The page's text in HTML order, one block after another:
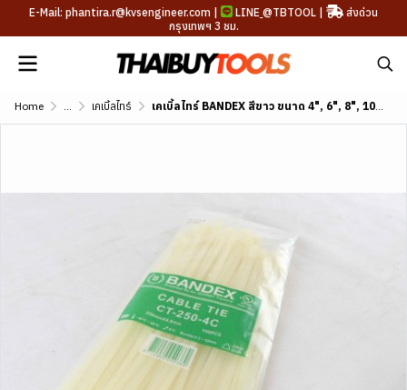
E-Mail: phantira.r@kvsengineer.com | LINE @TBTOOL |
ส่งด่วน
กรุงเทพฯ 3 ชม.
Home ... เคเบิ้ลไทร์ เคเบิ้ลไทร์ BANDEX สีขาว ขนาด 4", 6", 8", 10", 12"